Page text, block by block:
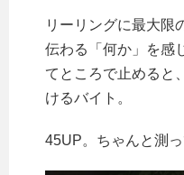
リーリングに最大限
伝わる「何か」を感
てところで止めると
けるバイト。
45UP。ちゃんと測